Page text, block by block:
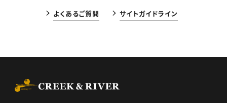
よくあるご質問 サイトガイドライン